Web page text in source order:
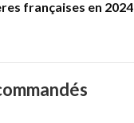
françaises en 2024